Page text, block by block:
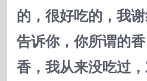
的，很好吃的，我
告诉你，你所谓的
香，我从来没吃过